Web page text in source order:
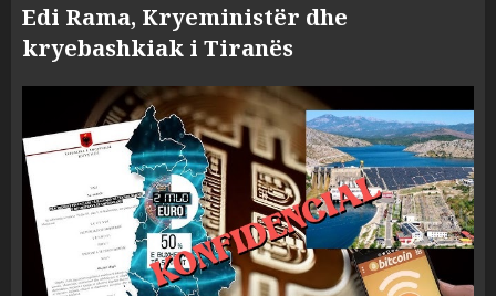
Edi Rama, Kryeministër dhe
kryebashkiak i Tiranës